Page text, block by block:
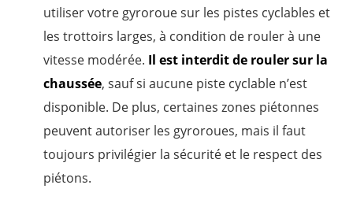
utiliser votre gyroroue sur les pistes cyclables et
les trottoirs larges, à condition de rouler à une
vitesse modérée. Il est interdit de rouler sur la
chaussée, sauf si aucune piste cyclable n’est
disponible. De plus, certaines zones piétonnes
peuvent autoriser les gyroroues, mais il faut
toujours privilégier la sécurité et le respect des
piétons.